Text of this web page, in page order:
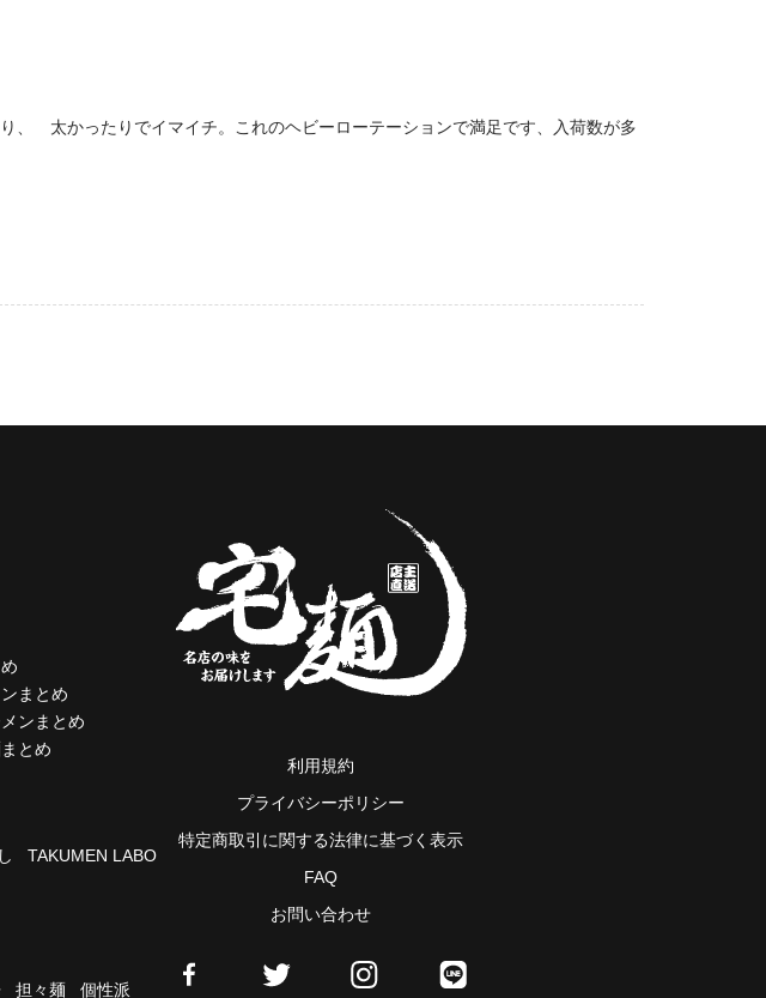
、 太かったりでイマイチ。これのヘビーローテーションで満足です、入荷数が多
まとめ
ンまとめ
とめ
TAKUMEN LABO
担々麺 個性派
利用規約
プライバシーポリシー
特定商取引に関する法律に基づく表示
FAQ
お問い合わせ